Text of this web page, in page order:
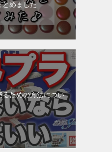
とめました
ための方法につい